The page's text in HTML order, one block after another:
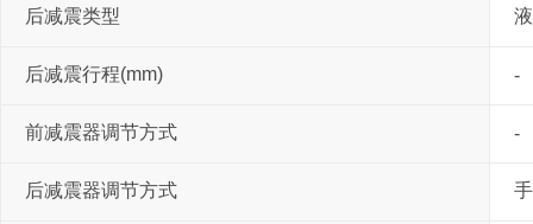
后减震类型
后减震行程(mm) -
前减震器调节方式 -
后减震器调节方式